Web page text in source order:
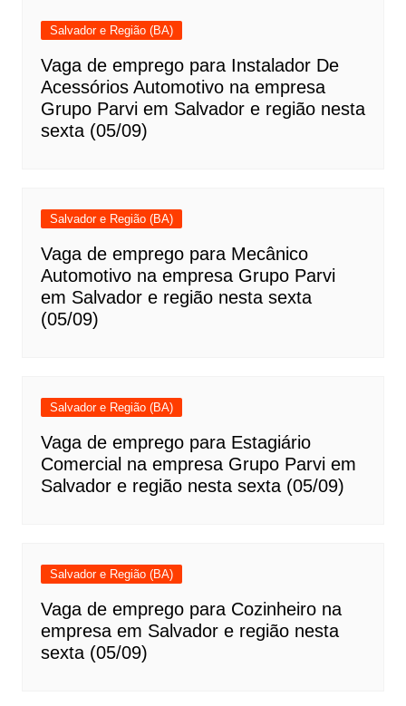
Salvador e Região (BA)
Vaga de emprego para Instalador De
Acessórios Automotivo na empresa
Grupo Parvi em Salvador e região nesta
sexta (05/09)
Salvador e Região (BA)
Vaga de emprego para Mecânico
Automotivo na empresa Grupo Parvi
em Salvador e região nesta sexta
(05/09)
Salvador e Região (BA)
Vaga de emprego para Estagiário
Comercial na empresa Grupo Parvi em
Salvador e região nesta sexta (05/09)
Salvador e Região (BA)
Vaga de emprego para Cozinheiro na
empresa em Salvador e região nesta
sexta (05/09)